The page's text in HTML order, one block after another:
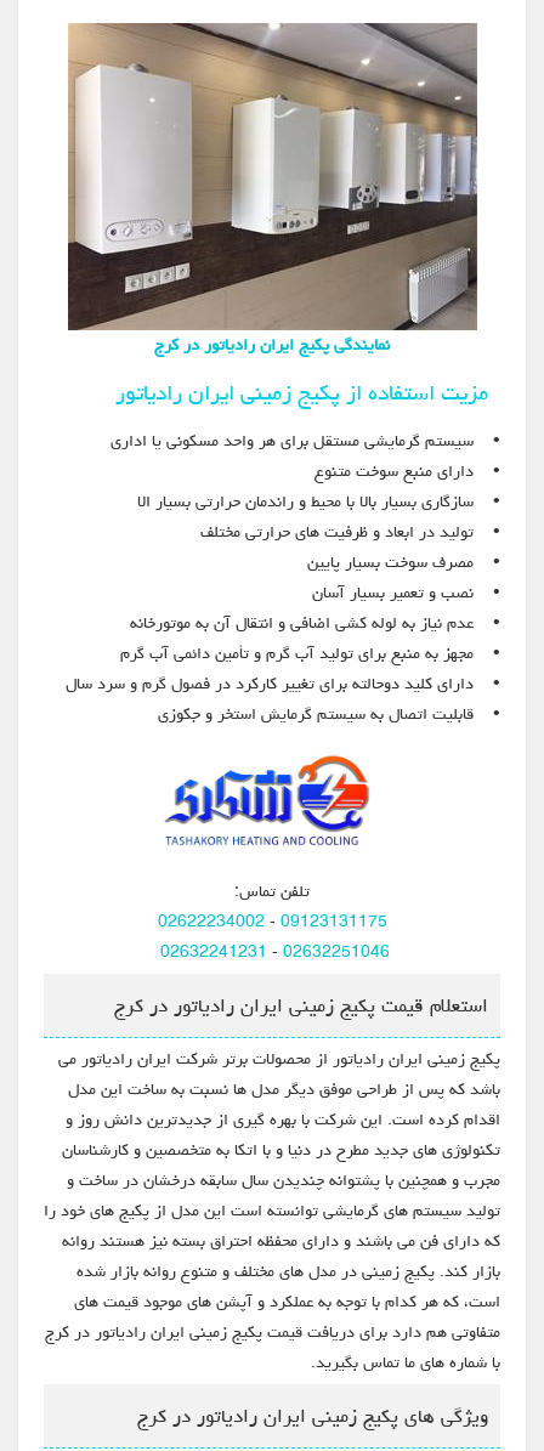
نمایندگی پکیج ایران رادیاتور در کرج
مزیت استفاده از پکیج زمینی ایران رادیاتور
• سیستم گرمایشی مستقل برای هر واحد مسکونی یا اداری
• دارای منبع سوخت متنوع
• سازگاری بسیار بالا با محیط و راندمان حرارتی بسیار الا
• تولید در ابعاد و ظرفیت های حرارتی مختلف
• مصرف سوخت بسیار پایین
• نصب و تعمیر بسیار آسان
• عدم نیاز به لوله کشی اضافی و انتقال آن به موتورخانه
• مجهز به منبع برای تولید آب گرم و تأمین دائمی آب گرم
• دارای کلید دوحالته برای تغییر کارکرد در فصول گرم و سرد سال
• قابلیت اتصال به سیستم گرمایش استخر و جکوزی
تلفن تماس:
09123131175
-
02622234002
02632251046
-
02632241231
استعلام قیمت پکیج زمینی ایران رادیاتور در کرج
پکیج زمینی ایران رادیاتور از محصولات برتر شرکت ایران رادیاتور می
باشد که پس از طراحی موفق دیگر مدل ها نسبت به ساخت این مدل
اقدام کرده است. این شرکت با بهره گیری از جدیدترین دانش روز و
تکنولوژی های جدید مطرح در دنیا و با اتکا به متخصصین و کارشناسان
مجرب و همچنین با پشتوانه چندیدن سال سابقه درخشان در ساخت و
تولید سیستم های گرمایشی توانسته است این مدل از پکیج های خود را
که دارای فن می باشند و دارای محفظه احتراق بسته نیز هستند روانه
بازار کند. پکیج زمینی در مدل های مختلف و متنوع روانه بازار شده
است، که هر کدام با توجه به عملکرد و آپشن های موجود قیمت های
متفاوتی هم دارد برای دریافت قیمت پکیج زمینی ایران رادیاتور در کرج
با شماره های ما تماس بگیرید.
ویژگی های پکیج زمینی ایران رادیاتور در کرج